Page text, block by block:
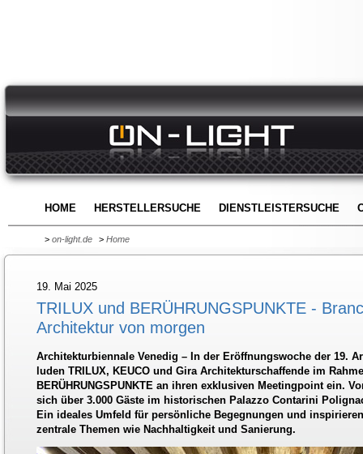
HOME HERSTELLERSUCHE DIENSTLEISTERSUCHE
> on-light.de > Home
19. Mai 2025
TRILUX und BERÜHRUNGSPUNKTE -
Architektur von morgen
Architekturbiennale Venedig – In der Eröffnungswoche der 19.
luden TRILUX, KEUCO und Gira Architekturschaffende im
BERÜHRUNGSPUNKTE an ihren exklusiven Meetingpoint ein.
sich über 3.000 Gäste im historischen Palazzo Contarini
Ein ideales Umfeld für persönliche Begegnungen und
zentrale Themen wie Nachhaltigkeit und Sanierung.